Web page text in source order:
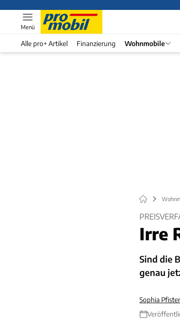
Menü
Alle pro+ Artikel Finanzierung Wohnmobile
Irre
Sind die
genau
Sophia